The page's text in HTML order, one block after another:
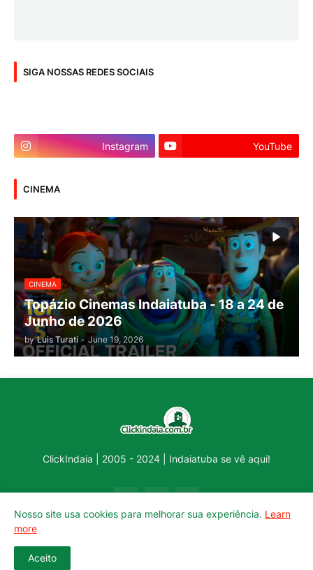
SIGA NOSSAS REDES SOCIAIS
Instagram YouTube
CINEMA
CINEMA
Topázio Cinemas Indaiatuba - 18 a 24 de
Junho de 2026
by Luis Turati - June 19, 2026
ClickIndaia | 2005 - 2024 | Indaiatuba se vê aqui!
Nosso site usa cookies para melhorar sua experiência. Learn
more
Aceito